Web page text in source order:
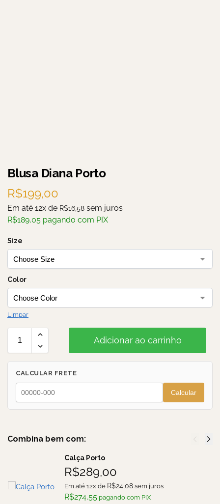
Blusa Diana Porto
R$199,00
Em até 12x de R$16,58 sem juros
R$189,05 pagando com PIX
Size
Color
Limpar
Adicionar ao carrinho
CALCULAR FRETE
Calcular
Combina bem com:
Calça Porto
R$289,00
Em até 12x de R$24,08 sem juros
R$274,55 pagando com PIX